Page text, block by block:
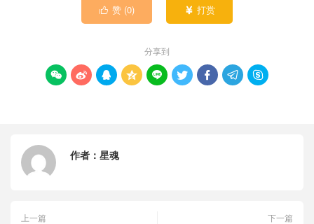
 赞 (0)  打赏
分享到
        
作者： 星魂
上一篇
下一篇